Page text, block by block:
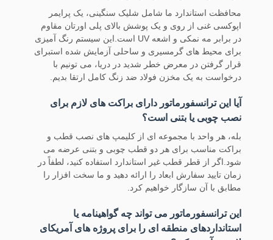
محافظت استاندارد ما شامل شلیک سنگینی، یک پرایمر
اپوکسی غنی از روی و یک پوشش بالای پلی اورتان مقاوم
در برابر مه نمکی و اشعه UV است.این سیستم رنگ آمیزی
برای محیط های گرمسیری و ساحلی آزمایش شده استبرای
قرار گرفتن در معرض خطر شدید در دریا، می تونیم با
درخواست به یک مخزن فولاد ضد زنگ کامل ارتقا بدیم.
آیا این ترانسفورماتور دارای براکت های لازم برای
نصب چوبی یا بتنی است؟
بله، هر واحد با مجموعه ای از کلیمپ های نصب قطب و
براکت مناسب برای هر دو قطب چوبی و بتنی عرضه می
شود.اگر از قطر قطب غیر استاندارد استفاده کنید، لطفاً در
زمان تایید سفارش ابعاد را ارائه دهید و ما سخت افزار را
مطابق با آن سازگار خواهیم کرد.
این ترانسفورماتور می تواند چه گواهینامه یا
استانداردهای منطقه ای را برای پروژه های آمریکای